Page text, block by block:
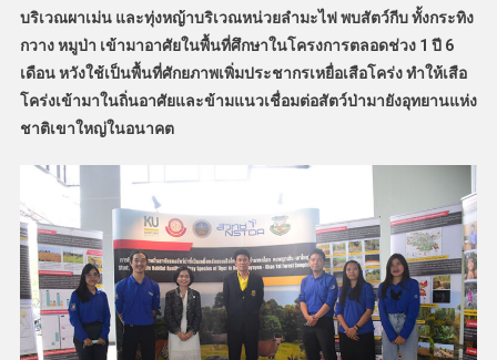
บริเวณผาเม่น และทุ่งหญ้าบริเวณหน่วยลำมะไฟ พบสัตว์กีบ ทั้งกระทิง
กวาง หมูป่า เข้ามาอาศัยในพื้นที่ศึกษาในโครงการตลอดช่วง 1 ปี 6
เดือน หวังใช้เป็นพื้นที่ศักยภาพเพิ่มประชากรเหยื่อเสือโคร่ง ทำให้เสือ
โคร่งเข้ามาในถิ่นอาศัยและข้ามแนวเชื่อมต่อสัตว์ป่ามายังอุทยานแห่ง
ชาติเขาใหญ่ในอนาคต